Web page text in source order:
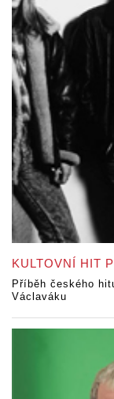
KULTOVNÍ HIT
Příběh českého
Václaváku